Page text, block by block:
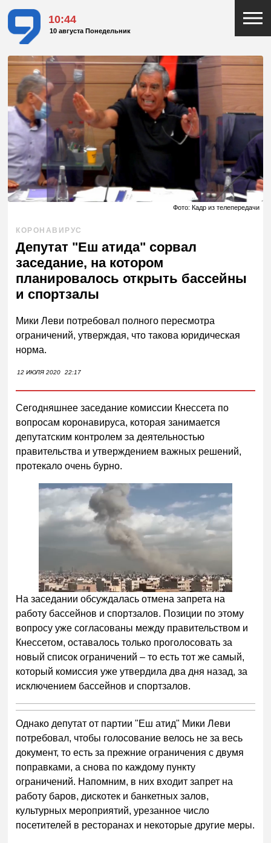
10:44
10 августа Понедельник
Фото: Кадр из телепередачи
КОРОНАВИРУС
Депутат "Еш атида" сорвал
заседание, на котором
планировалось открыть бассейны
и спортзалы
Мики Леви потребовал полного пересмотра
ограничений, утверждая, что такова юридическая
норма.
12 ИЮЛЯ 2020 22:17
Сегодняшнее заседание комиссии Кнессета по
вопросам коронавируса, которая занимается
депутатским контролем за деятельностью
правительства и утверждением важных решений,
протекало очень бурно.
На заседании обсуждалась отмена запрета на
работу бассейнов и спортзалов. Позиции по этому
вопросу уже согласованы между правительством и
Кнессетом, оставалось только проголосовать за
новый список ограничений – то есть тот же самый,
который комиссия уже утвердила два дня назад, за
исключением бассейнов и спортзалов.
Однако депутат от партии "Еш атид" Мики Леви
потребовал, чтобы голосование велось не за весь
документ, то есть за прежние ограничения с двумя
поправками, а снова по каждому пункту
ограничений. Напомним, в них входит запрет на
работу баров, дискотек и банкетных залов,
культурных мероприятий, урезанное число
посетителей в ресторанах и некоторые другие меры.